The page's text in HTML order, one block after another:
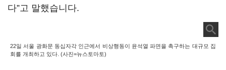
다”고 말했습니다.
22일 서울 광화문 동십자각 인근에서 비상행동이 윤석열 파면을 촉구하는 대규모 집
회를 개최하고 있다. (사진=뉴스토마토)